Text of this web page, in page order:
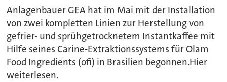
Anlagenbauer GEA hat im Mai mit der Installation
von zwei kompletten Linien zur Herstellung von
gefrier- und sprühgetrocknetem Instantkaffee mit
Hilfe seines Carine-Extraktionssystems für Olam
Food Ingredients (ofi) in Brasilien begonnen.Hier
weiterlesen.